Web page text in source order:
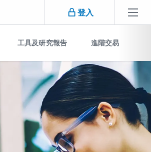
登入
工具及研究報告 進階交易